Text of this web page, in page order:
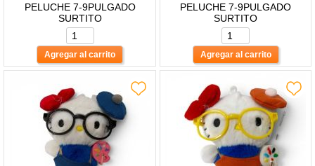
PELUCHE 7-9PULGADO
SURTITO
PELUCHE 7-9PULGADO
SURTITO